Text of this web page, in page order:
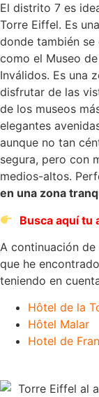
El distrito 7 es
Torre Eiffel. Es
donde también se
como el Museo
Inválidos. Es una
disfrutar de las
de los museos
elegantes
aunque no tan
segura, pero con
medios-altos.
en una zona
Busca aquí tu
A continuación
que he
teniendo en
Hôtel de la
Hôtel Malar
Hotel de